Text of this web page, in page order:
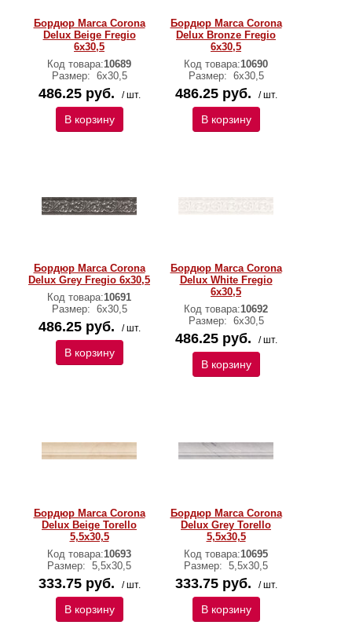
Бордюр Marca Corona
Delux Beige Fregio
6х30,5
Код товара:10689
Размер: 6х30,5
486.25 руб. / шт.
В корзину
Бордюр Marca Corona
Delux Bronze Fregio
6х30,5
Код товара:10690
Размер: 6х30,5
486.25 руб. / шт.
В корзину
Бордюр Marca Corona
Delux Grey Fregio 6х30,5
Код товара:10691
Размер: 6х30,5
486.25 руб. / шт.
В корзину
Бордюр Marca Corona
Delux White Fregio
6х30,5
Код товара:10692
Размер: 6х30,5
486.25 руб. / шт.
В корзину
Бордюр Marca Corona
Delux Beige Torello
5,5х30,5
Код товара:10693
Размер: 5,5х30,5
333.75 руб. / шт.
В корзину
Бордюр Marca Corona
Delux Grey Torello
5,5х30,5
Код товара:10695
Размер: 5,5х30,5
333.75 руб. / шт.
В корзину